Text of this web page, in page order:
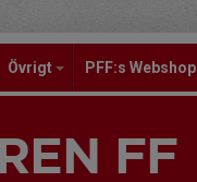
Övrigt PFF:s Webshop
FF